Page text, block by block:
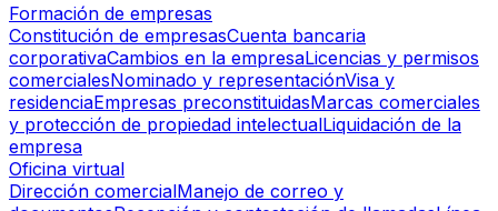
Formación de empresas
Constitución de empresasCuenta bancaria
corporativaCambios en la empresaLicencias y permisos
comercialesNominado y representaciónVisa y
residenciaEmpresas preconstituidasMarcas comerciales
y protección de propiedad intelectualLiquidación de la
empresa
Oficina virtual
Dirección comercialManejo de correo y